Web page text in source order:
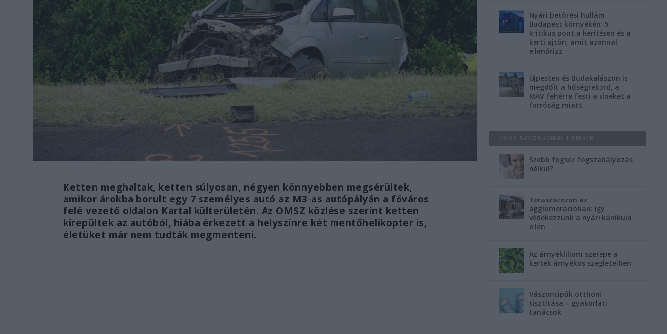
Ketten meghaltak, ketten súlyosan, négyen könnyebben megsérültek,
amikor árokba borult egy 7 személyes autó az M3-as autópályán a főváros
felé vezető oldalon Kartal külterületén. Az OMSZ közlése szerint ketten
kirepültek az autóból, hiába érkezett a helyszínre két mentőhelikopter is,
életüket már nem tudták megmenteni.
Nyári betörési hullám
Budapest környékén: 5
kritikus pont a kerítésen és a
kerti ajtón, amit azonnal
ellenőrizz
Újpesten és Budakalászon is
megdőlt a hőségrekord, a
MÁV fehérre festi a síneket a
forróság miatt
FRISS SZPONZORÁLT CIKKEK
Szebb fogsor fogszabályozás
nélkül?
Teraszszezon az
agglomerációban: így
védekezzünk a nyári kánikula
ellen
Az árnyékliliom szerepe a
kertek árnyékos szegleteiben
Vászoncipők otthoni
tisztítása – gyakorlati
tanácsok